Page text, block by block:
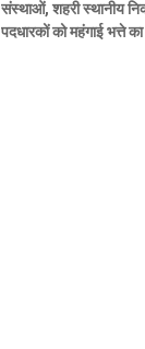
संस्थाओं, शहरी स्थानीय
पदधारकों को महंगाई भत्ते